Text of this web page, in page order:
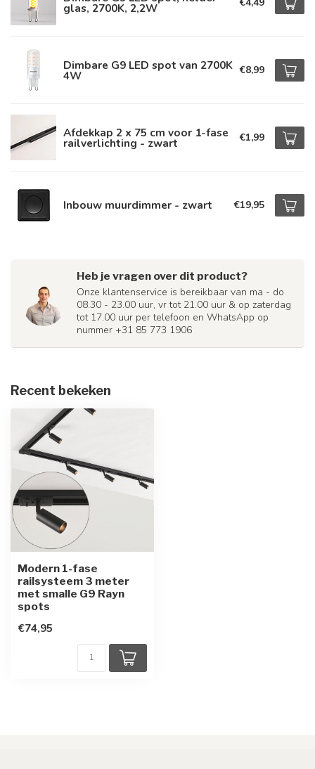
glas, 2700K, 2,2W
Dimbare G9 LED spot van 2700K
4W €8,99
Afdekkap 2 x 75 cm voor 1-fase
railverlichting - zwart €1,99
Inbouw muurdimmer - zwart €19,95
Heb je vragen over dit product?
Onze klantenservice is bereikbaar van ma - do
08.30 - 23.00 uur, vr tot 21.00 uur & op zaterdag
tot 17.00 uur per telefoon en WhatsApp op
nummer +31 85 773 1906
Recent bekeken
Modern 1-fase
railsysteem 3 meter
met smalle G9 Rayn
spots
€74,95